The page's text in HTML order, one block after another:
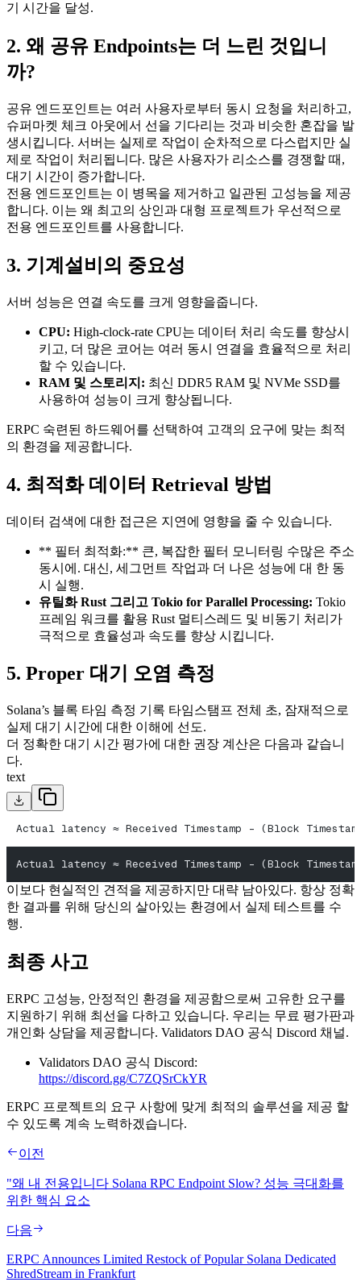
기 시간을 달성.
2. 왜 공유 Endpoints는 더 느린 것입니
까?
공유 엔드포인트는 여러 사용자로부터 동시 요청을 처리하고,
슈퍼마켓 체크 아웃에서 선을 기다리는 것과 비슷한 혼잡을 발
생시킵니다. 서버는 실제로 작업이 순차적으로 다스럽지만 실
제로 작업이 처리됩니다. 많은 사용자가 리소스를 경쟁할 때,
대기 시간이 증가합니다.
전용 엔드포인트는 이 병목을 제거하고 일관된 고성능을 제공
합니다. 이는 왜 최고의 상인과 대형 프로젝트가 우선적으로
전용 엔드포인트를 사용합니다.
3. 기계설비의 중요성
서버 성능은 연결 속도를 크게 영향을줍니다.
CPU: High-clock-rate CPU는 데이터 처리 속도를 향상시
키고, 더 많은 코어는 여러 동시 연결을 효율적으로 처리
할 수 있습니다.
RAM 및 스토리지: 최신 DDR5 RAM 및 NVMe SSD를
사용하여 성능이 크게 향상됩니다.
ERPC 숙련된 하드웨어를 선택하여 고객의 요구에 맞는 최적
의 환경을 제공합니다.
4. 최적화 데이터 Retrieval 방법
데이터 검색에 대한 접근은 지연에 영향을 줄 수 있습니다.
** 필터 최적화:** 큰, 복잡한 필터 모니터링 수많은 주소
동시에. 대신, 세그먼트 작업과 더 나은 성능에 대 한 동
시 실행.
유틸화 Rust 그리고 Tokio for Parallel Processing: Tokio
프레임 워크를 활용 Rust 멀티스레드 및 비동기 처리가
극적으로 효율성과 속도를 향상 시킵니다.
5. Proper 대기 오염 측정
Solana’s 블록 타임 측정 기록 타임스탬프 전체 초, 잠재적으로
실제 대기 시간에 대한 이해에 선도.
더 정확한 대기 시간 평가에 대한 권장 계산은 다음과 같습니
다.
text
Actual latency ≈ Received Timestamp - (Block
Actual latency ≈ Received Timestamp - (Block
이보다 현실적인 견적을 제공하지만 대략 남아있다. 항상 정확
한 결과를 위해 당신의 살아있는 환경에서 실제 테스트를 수
행.
최종 사고
ERPC 고성능, 안정적인 환경을 제공함으로써 고유한 요구를
지원하기 위해 최선을 다하고 있습니다. 우리는 무료 평가판과
개인화 상담을 제공합니다. Validators DAO 공식 Discord 채널.
Validators DAO 공식 Discord:
https://discord.gg/C7ZQSrCkYR
ERPC 프로젝트의 요구 사항에 맞게 최적의 솔루션을 제공 할
수 있도록 계속 노력하겠습니다.
이전
"왜 내 전용입니다 Solana RPC Endpoint Slow? 성능 극대화를
위한 핵심 요소
다음
ERPC Announces Limited Restock of Popular Solana Dedicated
ShredStream in Frankfurt